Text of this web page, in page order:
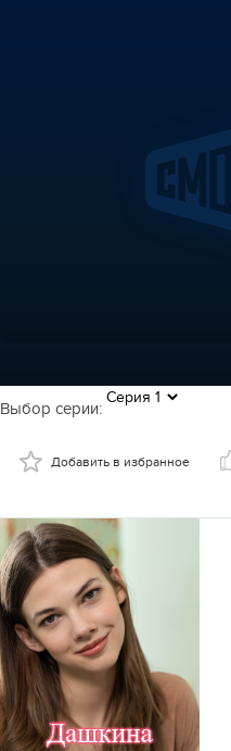
Выбор серии:
Добавить в избранное